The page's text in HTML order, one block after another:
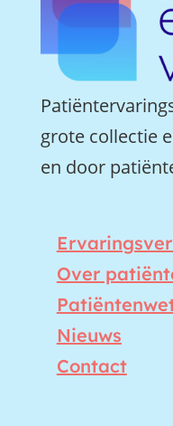
grote collectie
en door
Over
Nieuws
Contact